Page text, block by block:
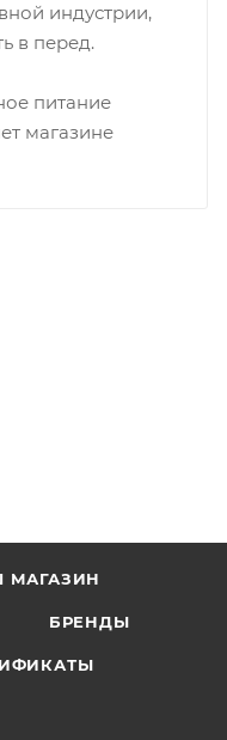
индустрии,
в перед.
питание
магазине
МАГАЗИН
БРЕНДЫ